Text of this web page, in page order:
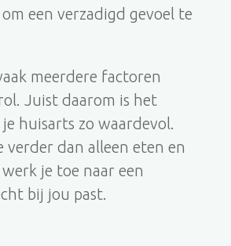
een verzadigd gevoel te
meerdere factoren
Juist daarom is het
huisarts zo waardevol.
verder dan alleen eten en
je toe naar een
bij jou past.